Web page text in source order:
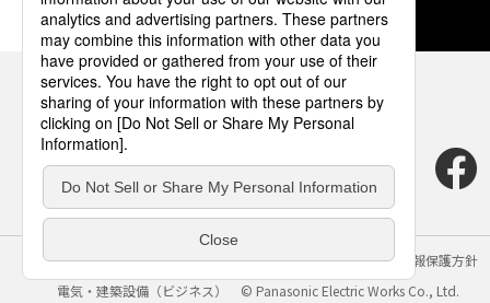
サイトのご利用にあたって クッキーポリシー
個人情報保護方針
電気・建築設備（ビジネス）
© Panasonic Electric Works Co., Ltd.